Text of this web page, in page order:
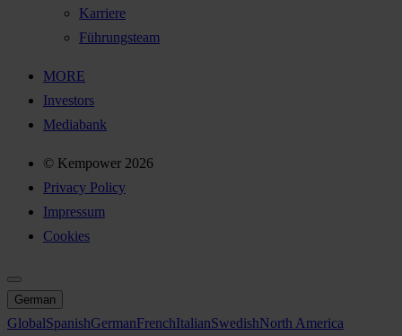
Karriere
Führungsteam
MORE
Investors
Mediabank
© Kempower 2026
Privacy Policy
Impressum
Cookies
German
GlobalSpanishGermanFrenchItalianSwedishNorth America